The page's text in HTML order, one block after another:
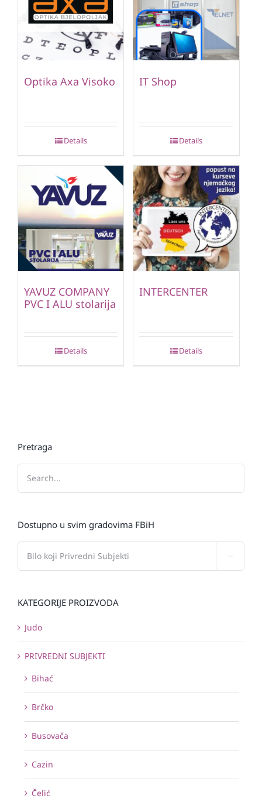
Optika Axa Visoko
Details
IT Shop
Details
YAVUZ COMPANY
PVC I ALU stolarija
Details
INTERCENTER
Details
Pretraga
Dostupno u svim gradovima FBiH
KATEGORIJE PROIZVODA
Judo
PRIVREDNI SUBJEKTI
Bihać
Brčko
Busovača
Cazin
Čelić